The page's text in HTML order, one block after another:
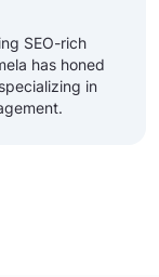
SEO-rich
has honed
in